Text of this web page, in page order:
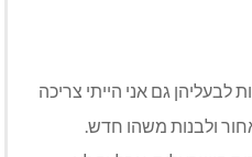
לבעליהן גם אני הייתי צריכה
ולבנות משהו חדש.